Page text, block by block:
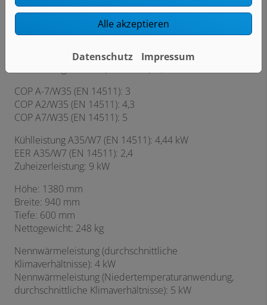
ERP: A+++
Heizleistung A2/W35 (EN 14511): 2,5 kW
COP A-7/W35 (EN 14511): 3
COP A2/W35 (EN 14511): 4,3
COP A7/W35 (EN 14511): 5
Kühlleistung A35/W7 (EN 14511): 4,44 kW
EER A35/W7 (EN 14511): 2,4
Zuheizerleistung: 9 kW
Höhe: 1380 mm
Breite: 940 mm
Tiefe: 600 mm
Nettogewicht: 248 kg
Nennwärmeleistung (durchschnittliche
Klimaverhältnisse): 4 kW
Nennwärmeleistung (Niedertemperaturanwendung,
durchschnittliche Klimaverhältnisse): 5 kW
Alle akzeptieren
Datenschutz Impressum